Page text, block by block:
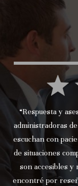
“Respuesta y
administradoras
escuchan con
de situaciones
son accesibles y
encontré por